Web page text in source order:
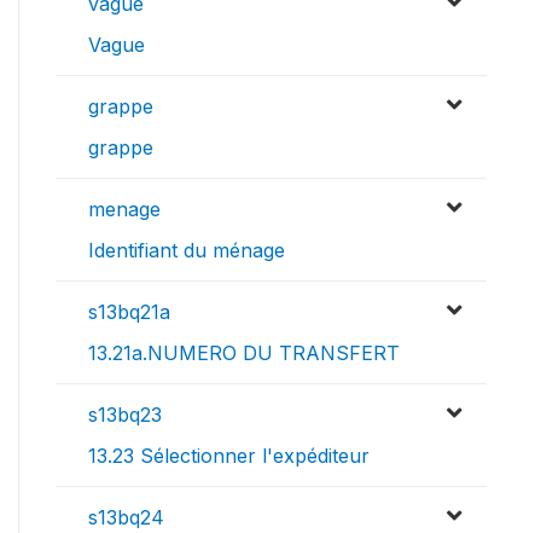
Vague
grappe
grappe
menage
Identifiant du ménage
s13bq21a
13.21a.NUMERO DU TRANSFERT
s13bq23
13.23 Sélectionner l'expéditeur
s13bq24